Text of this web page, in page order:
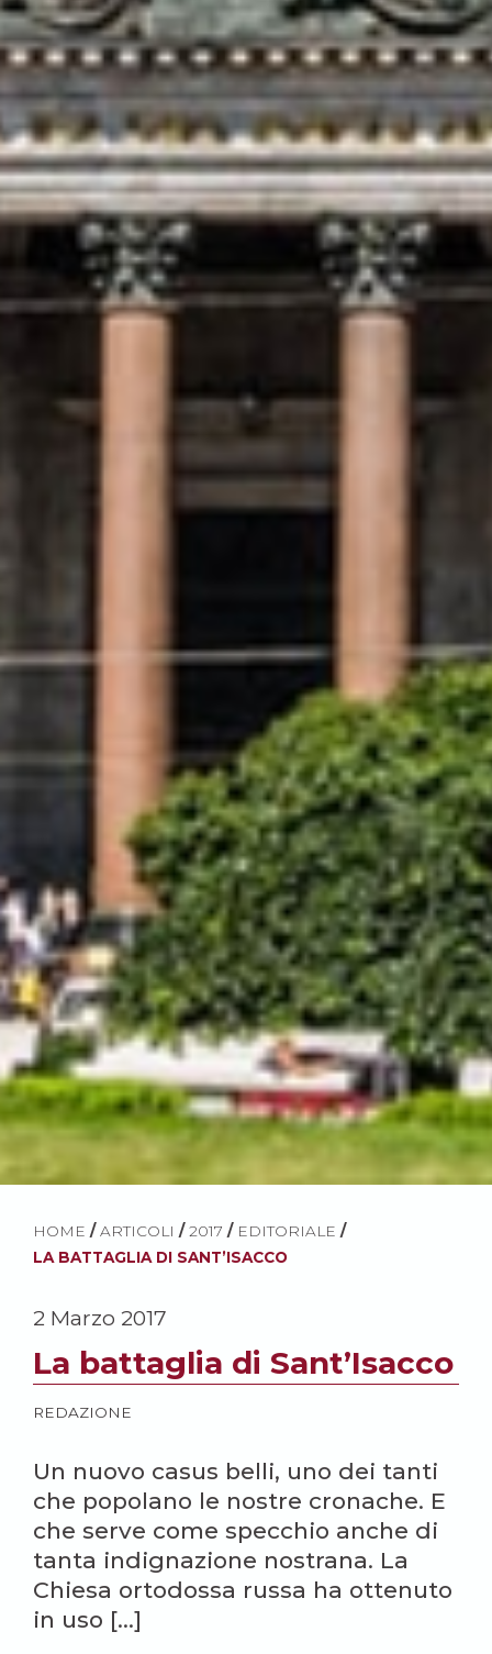
HOME / ARTICOLI / 2017 / EDITORIALE /
LA BATTAGLIA DI SANT’ISACCO
2 Marzo 2017
La battaglia di Sant’Isacco
REDAZIONE
Un nuovo casus belli, uno dei tanti
che popolano le nostre cronache. E
che serve come specchio anche di
tanta indignazione nostrana. La
Chiesa ortodossa russa ha ottenuto
in uso […]